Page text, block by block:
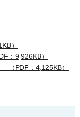
）
：9,926KB）
（PDF：4,125KB）